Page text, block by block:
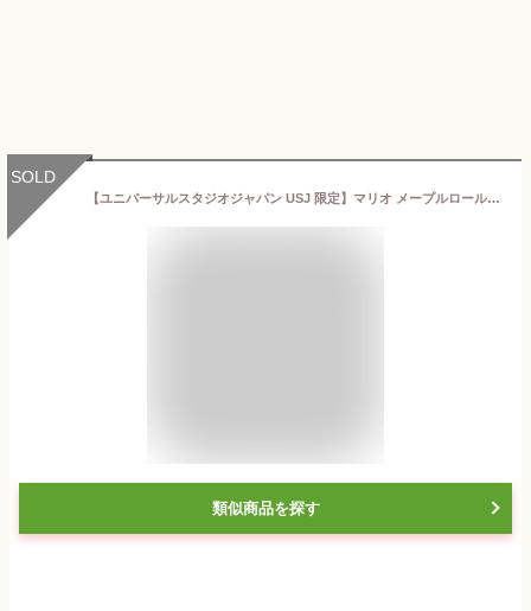
SOLD
【ユニバーサルスタジオジャパン USJ 限定】マリオ メープルロールクッキー スーパー ニンテンドー ワールド お土産 お菓子 ユニバ グッズ
類似商品を探す